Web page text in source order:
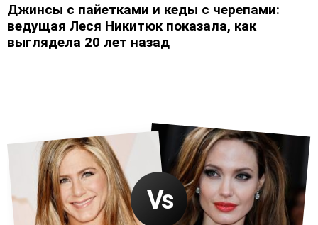
Джинсы с пайетками и кеды с черепами:
ведущая Леся Никитюк показала, как
выглядела 20 лет назад